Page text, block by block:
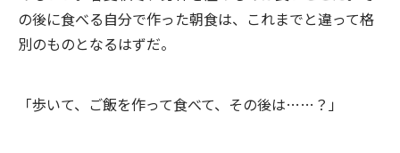
の後に食べる自分で作った朝食は、これまでと違って格
別のものとなるはずだ。
「歩いて、ご飯を作って食べて、その後は……？」